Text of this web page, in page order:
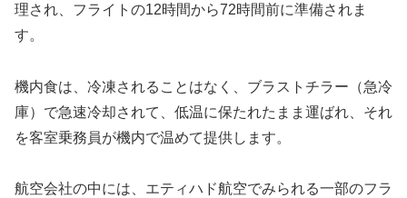
理され、フライトの12時間から72時間前に準備されま
す。
機内食は、冷凍されることはなく、ブラストチラー（急冷
庫）で急速冷却されて、低温に保たれたまま運ばれ、それ
を客室乗務員が機内で温めて提供します。
航空会社の中には、エティハド航空でみられる一部のフラ